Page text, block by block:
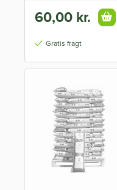
60,00 kr.
Gratis fragt